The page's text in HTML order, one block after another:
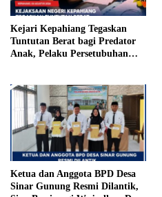
Kejari Kepahiang Tegaskan
Tuntutan Berat bagi Predator
Anak, Pelaku Persetubuhan
Penjara
Ketua dan Anggota BPD Desa
Sinar Gunung Resmi Dilantik,